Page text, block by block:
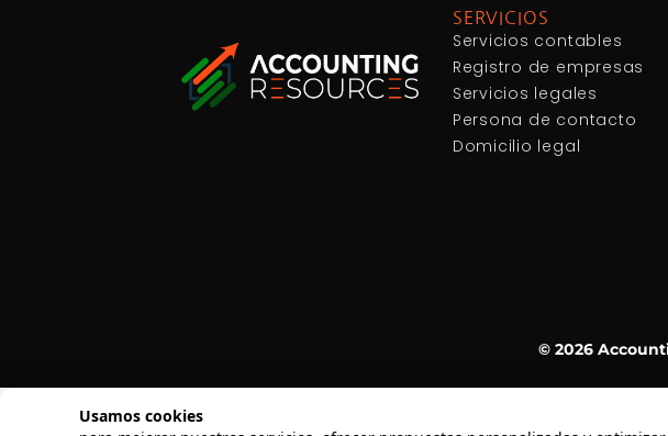
Usamos cookies
SERVICIOS
Servicios contables
Registro de empresas
Servicios legales
Persona de contacto
Domicilio legal
© 2026